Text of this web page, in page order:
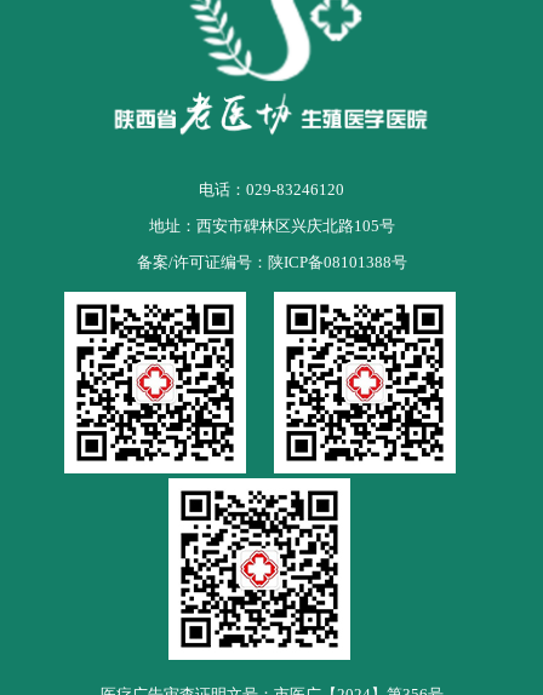
电话：029-83246120
地址：西安市碑林区兴庆北路105号
备案/许可证编号： 陕ICP备08101388号